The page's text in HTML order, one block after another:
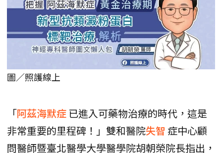
圖／照護線上
「阿茲海默症 已進入可藥物治療的時代，這是
非常重要的里程碑！」雙和醫院失智 症中心顧
問醫師暨臺北醫學大學醫學院胡朝榮院長指出，